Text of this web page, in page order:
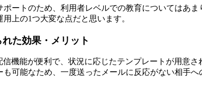
ートのため、利用者レベルでの教育についてはあ
上の1つ大変な点だと思います。
た効果・メリット
信機能が便利で、状況に応じたテンプレートが用意
可能なため、一度送ったメールに反応がない相手へ